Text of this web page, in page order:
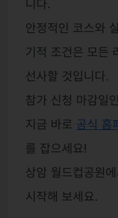
니다.
안정적인 코스와
기적 조건은 모든
선사할 것입니다.
참가 신청 마감일
지금 바로 공식 홈
를 잡으세요!
상암 월드컵공원
시작해 보세요.